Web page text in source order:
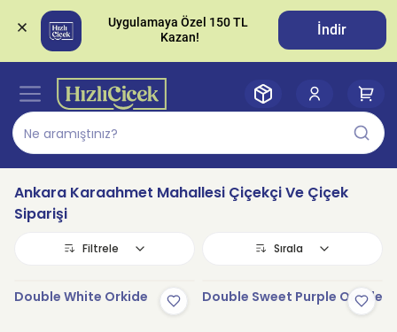
Uygulamaya Özel 150 TL
İndir
Ankara Karaahmet Mahallesi Çiçekçi Ve Çiçek
Siparişi
Filtrele Sırala
Double White Orkide Double Sweet Purple Orkide